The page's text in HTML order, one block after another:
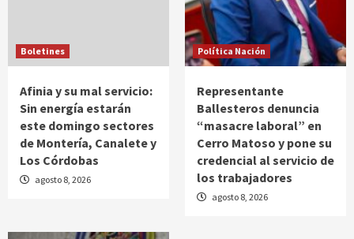
Boletines
Afinia y su mal servicio:
Sin energía estarán
este domingo sectores
de Montería, Canalete y
Los Córdobas
agosto 8, 2026
Política Nación
Representante
Ballesteros denuncia
“masacre laboral” en
Cerro Matoso y pone su
credencial al servicio de
los trabajadores
agosto 8, 2026